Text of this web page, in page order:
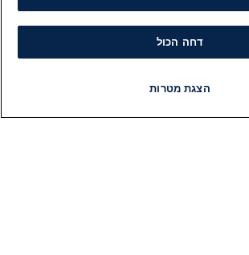
דחה הכול
הצגת מטרות